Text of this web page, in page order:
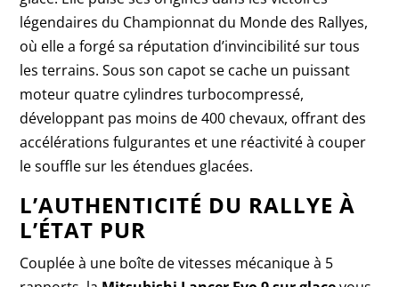
légendaires du Championnat du Monde des Rallyes,
où elle a forgé sa réputation d’invincibilité sur tous
les terrains. Sous son capot se cache un puissant
moteur quatre cylindres turbocompressé,
développant pas moins de 400 chevaux, offrant des
accélérations fulgurantes et une réactivité à couper
le souffle sur les étendues glacées.
L’AUTHENTICITÉ DU RALLYE À
L’ÉTAT PUR
Couplée à une boîte de vitesses mécanique à 5